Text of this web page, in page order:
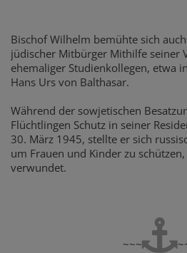
Bischof Wilhelm bemühte sich
jüdischer Mitbürger Mithilfe seiner
ehemaliger Studienkollegen, etwa
Hans Urs von Balthasar.
Während der sowjetischen
Flüchtlingen Schutz in seiner
30. März 1945, stellte er sich
um Frauen und Kinder zu
verwundet.
~~~